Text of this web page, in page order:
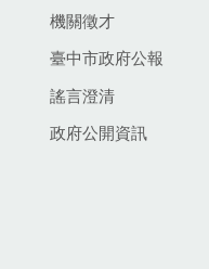
機關徵才
臺中市政府公報
謠言澄清
政府公開資訊